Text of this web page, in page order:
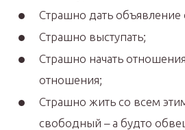
Страшно дать объявление
Страшно выступать;
Страшно начать
отношения;
Страшно жить со всем
свободный – а будто